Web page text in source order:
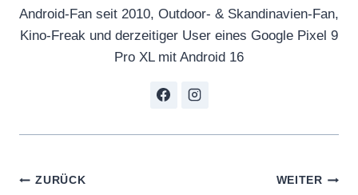
Android-Fan seit 2010, Outdoor- & Skandinavien-Fan,
Kino-Freak und derzeitiger User eines Google Pixel 9
Pro XL mit Android 16
Beitragsnavigation
ZURÜCK WEITER